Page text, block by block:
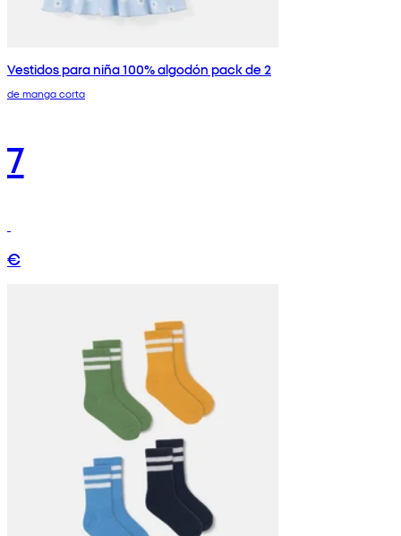
Vestidos para niña 100% algodón pack de 2
de manga corta
7
€